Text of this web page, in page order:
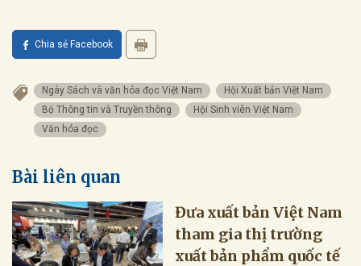
Chia sẻ Facebook
Ngày Sách và văn hóa đọc Việt Nam
Hội Xuất bản Việt Nam
Bộ Thông tin và Truyền thông
Hội Sinh viên Việt Nam
Văn hóa đọc
Bài liên quan
Đưa xuất bản Việt Nam
tham gia thị trường
xuất bản phẩm quốc tế